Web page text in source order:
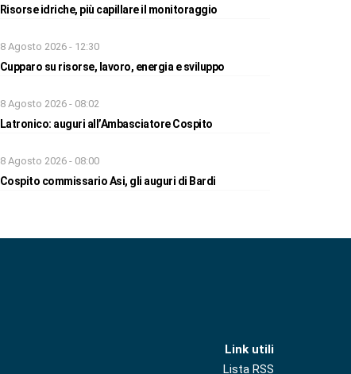
Risorse idriche, più capillare il monitoraggio
8 Agosto 2026 - 12:30
Cupparo su risorse, lavoro, energia e sviluppo
8 Agosto 2026 - 08:02
Latronico: auguri all’Ambasciatore Cospito
8 Agosto 2026 - 08:00
Cospito commissario Asi, gli auguri di Bardi
Link utili
Lista RSS